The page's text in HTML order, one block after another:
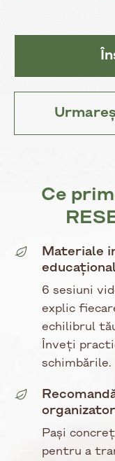
Ce
Materiale
6 sesiuni
explic
echilibrul
Înveți
schimbările.
Pași
pentru a